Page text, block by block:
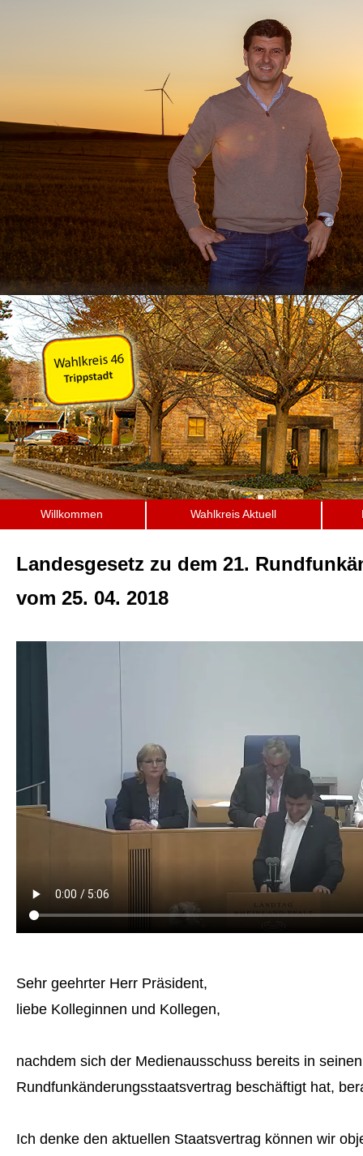
Willkommen Wahlkreis Aktuell
Landesgesetz zu dem 21.
vom 25. 04. 2018
Sehr geehrter Herr Präsident,
liebe Kolleginnen und Kollegen,
nachdem sich der Medienausschuss bereits in
Rundfunkänderungsstaatsvertrag beschäftigt hat,
Ich denke den aktuellen Staatsvertrag können wir